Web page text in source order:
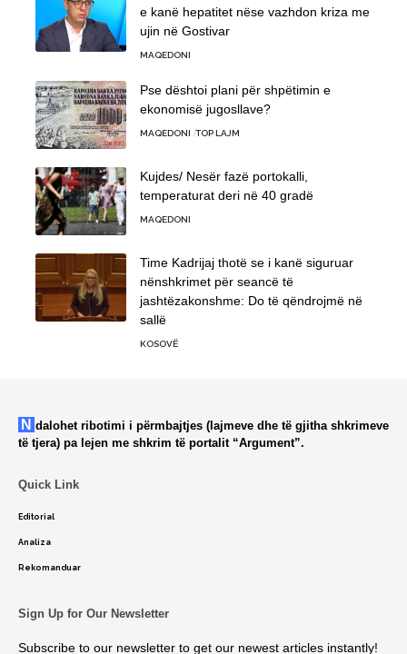
e kanë hepatitet nëse vazhdon kriza me
ujin në Gostivar
MAQEDONI
Pse dështoi plani për shpëtimin e
ekonomisë jugosllave?
MAQEDONI TOP LAJM
Kujdes/ Nesër fazë portokalli,
temperaturat deri në 40 gradë
MAQEDONI
Time Kadrijaj thotë se i kanë siguruar
nënshkrimet për seancë të
jashtëzakonshme: Do të qëndrojmë në
sallë
KOSOVË
Ndalohet ribotimi i përmbajtjes (lajmeve dhe të gjitha shkrimeve
të tjera) pa lejen me shkrim të portalit “Argument”.
Quick Link
Editorial
Analiza
Rekomanduar
Sign Up for Our Newsletter
Subscribe to our newsletter to get our newest articles instantly!